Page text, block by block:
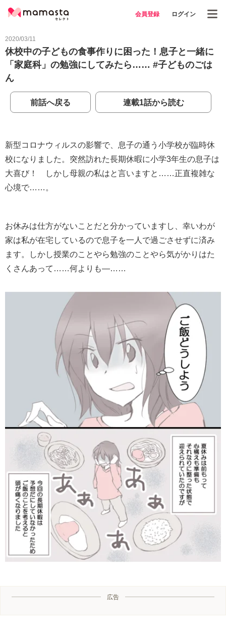
会員登録 ログイン
2020/03/11
休校中の子どもの食事作りに困った！息子と一緒に
「家庭科」の勉強にしてみたら…… #子どものごは
ん
前話へ戻る 連載1話から読む
新型コロナウィルスの影響で、息子の通う小学校が臨時休
校になりました。突然訪れた長期休暇に小学3年生の息子は
大喜び！ しかし母親の私はと言いますと……正直複雑な
心境で……。
お休みは仕方がないことだと分かっていますし、幸いわが
家は私が在宅しているので息子を一人で過ごさせずに済み
ます。しかし授業のことやら勉強のことやら気がかりはた
くさんあって……何よりも―……
広告